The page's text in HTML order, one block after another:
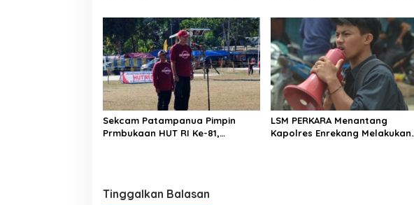
HUT RI ke-81
Dibumbui Canda, Semua Fokus
Mendengar!
Sekcam Patampanua Pimpin
Prmbukaan HUT RI Ke-81,
LSM PERKARA Menantang
Kapolres Enrekang Melakukan
Tinggalkan Balasan